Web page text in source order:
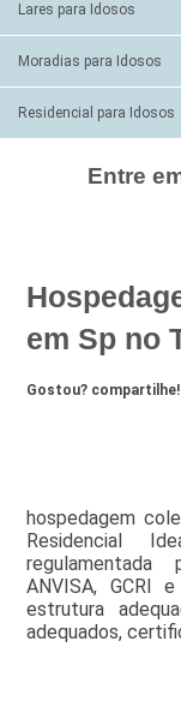
Lares para Idosos
Moradias para Idosos
Residencial para Idosos
Entre
em Sp no
Gostou? compartilhe!
hospedagem
Residencial
ANVISA, GCRI
estrutura
adequados,